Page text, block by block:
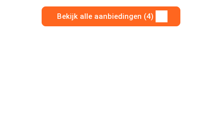
Bekijk alle aanbiedingen (4)